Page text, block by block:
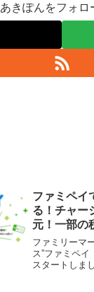
あきぽんをフォロ
ファミペイ
る！チャー
元！一部の
象
ファミリーマ
ス”ファミペ
スタートしま